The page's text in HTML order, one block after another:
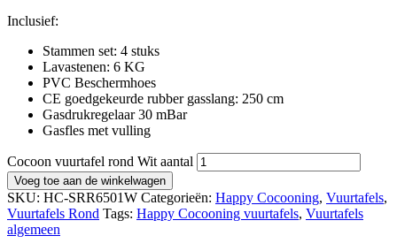
Inclusief:
Stammen set: 4 stuks
Lavastenen: 6 KG
PVC Beschermhoes
CE goedgekeurde rubber gasslang: 250 cm
Gasdrukregelaar 30 mBar
Gasfles met vulling
Cocoon vuurtafel rond Wit aantal
Voeg toe aan de winkelwagen
SKU: HC-SRR6501W Categorieën: Happy Cocooning, Vuurtafels,
Vuurtafels Rond Tags: Happy Cocooning vuurtafels, Vuurtafels
algemeen